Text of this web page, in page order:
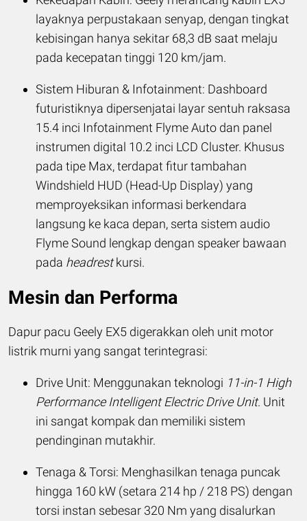
layaknya perpustakaan senyap, dengan tingkat
kebisingan hanya sekitar 68,3 dB saat melaju
pada kecepatan tinggi 120 km/jam.
Sistem Hiburan & Infotainment: Dashboard
futuristiknya dipersenjatai layar sentuh raksasa
15.4 inci Infotainment Flyme Auto dan panel
instrumen digital 10.2 inci LCD Cluster. Khusus
pada tipe Max, terdapat fitur tambahan
Windshield HUD (Head-Up Display) yang
memproyeksikan informasi berkendara
langsung ke kaca depan, serta sistem audio
Flyme Sound lengkap dengan speaker bawaan
pada headrestkursi.
Mesin dan Performa
Dapur pacu Geely EX5 digerakkan oleh unit motor
listrik murni yang sangat terintegrasi:
Drive Unit: Menggunakan teknologi 11-in-1 High
Performance Intelligent Electric Drive Unit. Unit
ini sangat kompak dan memiliki sistem
pendinginan mutakhir.
Tenaga & Torsi: Menghasilkan tenaga puncak
hingga 160 kW (setara 214 hp / 218 PS) dengan
torsi instan sebesar 320 Nm yang disalurkan